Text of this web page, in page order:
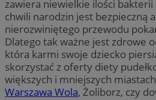
zawiera niewielkie ilości
chwili narodzin jest bezpieczną
nierozwiniętego przewodu
Dlatego tak ważne jest zdrowe
która karmi swoje dziecko
skorzystać z oferty diety
większych i mniejszych
Warszawa Wola, Żoliborz, czy